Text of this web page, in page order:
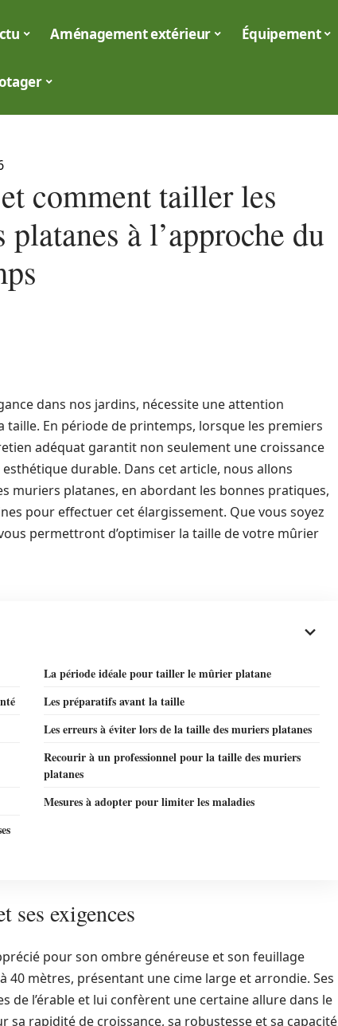
Aménagement extérieur Équipement
comment tailler les
à l’approche du
dans nos jardins, nécessite une attention
En période de printemps, lorsque les premiers
adéquat garantit non seulement une croissance
durable. Dans cet article, nous allons
muriers platanes, en abordant les bonnes pratiques,
pour effectuer cet élargissement. Que vous soyez
permettront d’optimiser la taille de votre mûrier
La période idéale pour tailler le mûrier platane
Les préparatifs avant la taille
Les erreurs à éviter lors de la taille des muriers platanes
Recourir à un professionnel pour la taille des muriers
platanes
Mesures à adopter pour limiter les maladies
ses exigences
pour son ombre généreuse et son feuillage
mètres, présentant une cime large et arrondie. Ses
de l’érable et lui confèrent une certaine allure dans le
sa rapidité de croissance, sa robustesse et sa capacité